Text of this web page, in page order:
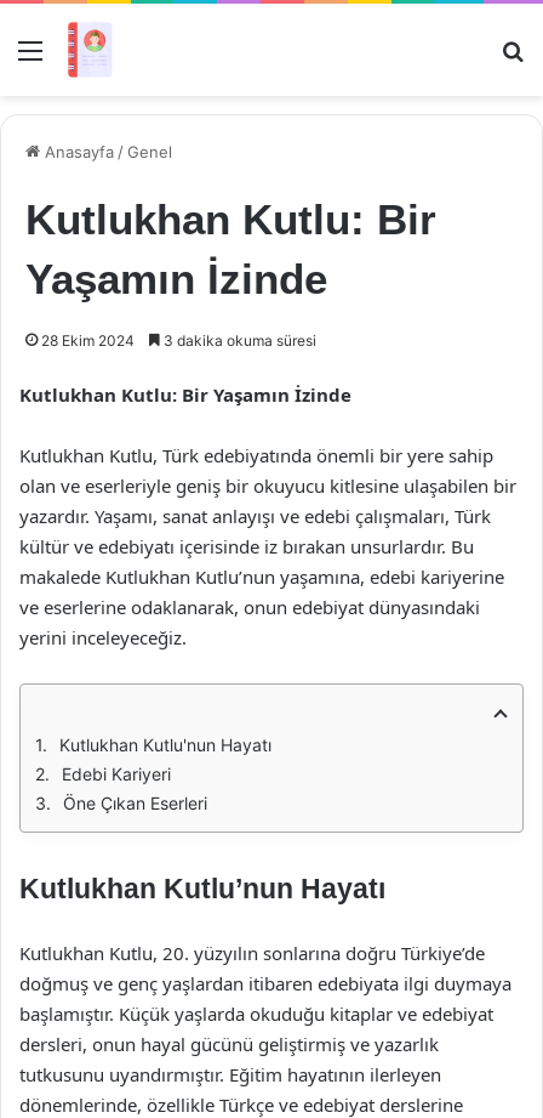
Menü
Anasayfa /Genel
Kutlukhan Kutlu: Bir
Yaşamın İzinde
28 Ekim 2024 3 dakika okuma süresi
Kutlukhan Kutlu: Bir Yaşamın İzinde
Kutlukhan Kutlu, Türk edebiyatında önemli bir yere sahip
olan ve eserleriyle geniş bir okuyucu kitlesine ulaşabilen bir
yazardır. Yaşamı, sanat anlayışı ve edebi çalışmaları, Türk
kültür ve edebiyatı içerisinde iz bırakan unsurlardır. Bu
makalede Kutlukhan Kutlu’nun yaşamına, edebi kariyerine
ve eserlerine odaklanarak, onun edebiyat dünyasındaki
yerini inceleyeceğiz.
Kutlukhan Kutlu'nun Hayatı
Edebi Kariyeri
Öne Çıkan Eserleri
Kutlukhan Kutlu’nun Hayatı
Kutlukhan Kutlu, 20. yüzyılın sonlarına doğru Türkiye’de
doğmuş ve genç yaşlardan itibaren edebiyata ilgi duymaya
başlamıştır. Küçük yaşlarda okuduğu kitaplar ve edebiyat
dersleri, onun hayal gücünü geliştirmiş ve yazarlık
tutkusunu uyandırmıştır. Eğitim hayatının ilerleyen
dönemlerinde, özellikle Türkçe ve edebiyat derslerine